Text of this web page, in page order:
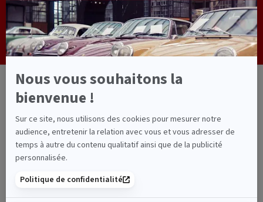
Du lundi au vendredi,
de 8h30 à 18h00.
Mentions légales
Paiement sécurisé